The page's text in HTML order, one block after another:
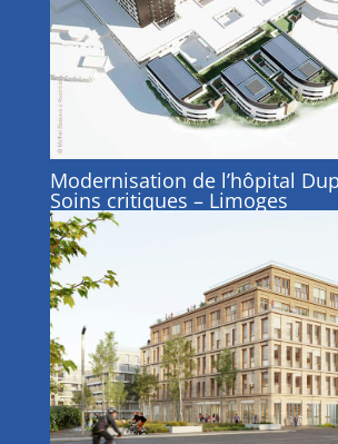
Modernisation de l’hôpital
Soins critiques – Limoges